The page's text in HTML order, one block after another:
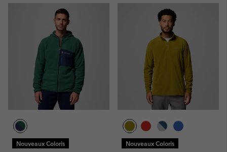
Nouveaux Coloris Nouveaux Coloris